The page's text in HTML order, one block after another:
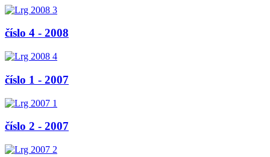
číslo 4 - 2008
číslo 1 - 2007
číslo 2 - 2007